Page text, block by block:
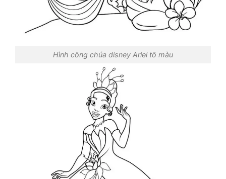
Hình công chúa disney Ariel tô màu